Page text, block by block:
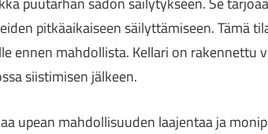
pitkäaikaiseen säilyttämiseen. Tämä
ennen mahdollista. Kellari on rakennettu
siistimisen jälkeen.
upean mahdollisuuden laajentaa ja